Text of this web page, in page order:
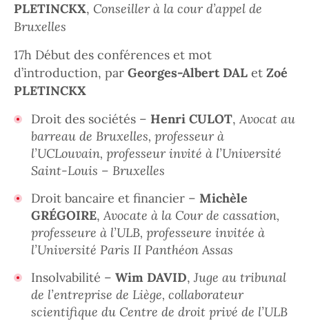
PLETINCKX, Conseiller à la cour d’appel de
Bruxelles
17h Début des conférences et mot
d’introduction, par Georges-Albert DAL et Zoé
PLETINCKX
Droit des sociétés – Henri CULOT,Avocat au
barreau de Bruxelles, professeur à
l’UCLouvain, professeur invité à l’Université
Saint-Louis – Bruxelles
Droit bancaire et financier – Michèle
GRÉGOIRE,Avocate à la Cour de cassation,
professeure à l’ULB, professeure invitée à
l’Université Paris II Panthéon Assas
Insolvabilité – Wim DAVID, Juge au tribunal
de l’entreprise de Liège, collaborateur
scientifique du Centre de droit privé de l’ULB